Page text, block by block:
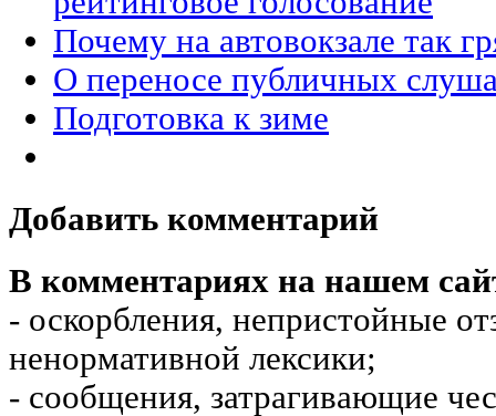
Почему на автовокзале так
О переносе публичных
Подготовка к зиме
Добавить комментарий
В комментариях на нашем
- оскорбления, непристойные
ненормативной лексики;
- сообщения, затрагивающие